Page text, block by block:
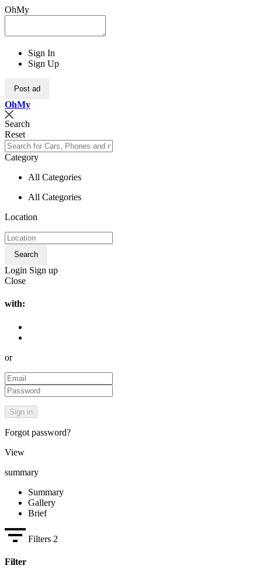
OhMy
Sign In
Sign Up
Post ad
OhMy
Search
Reset
Category
All Categories
All Categories
Location
Search
Login Sign up
Close
with:
or
Forgot password?
View
summary
Summary
Gallery
Brief
Filters 2
Filter